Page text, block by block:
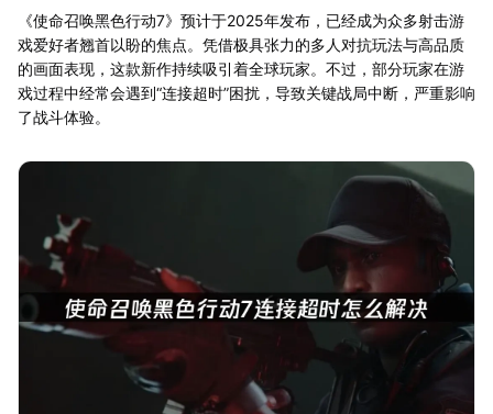
《使命召唤黑色行动7》预计于2025年发布，已经成为众多射击游
戏爱好者翘首以盼的焦点。凭借极具张力的多人对抗玩法与高品质
的画面表现，这款新作持续吸引着全球玩家。不过，部分玩家在游
戏过程中经常会遇到“连接超时”困扰，导致关键战局中断，严重影响
了战斗体验。